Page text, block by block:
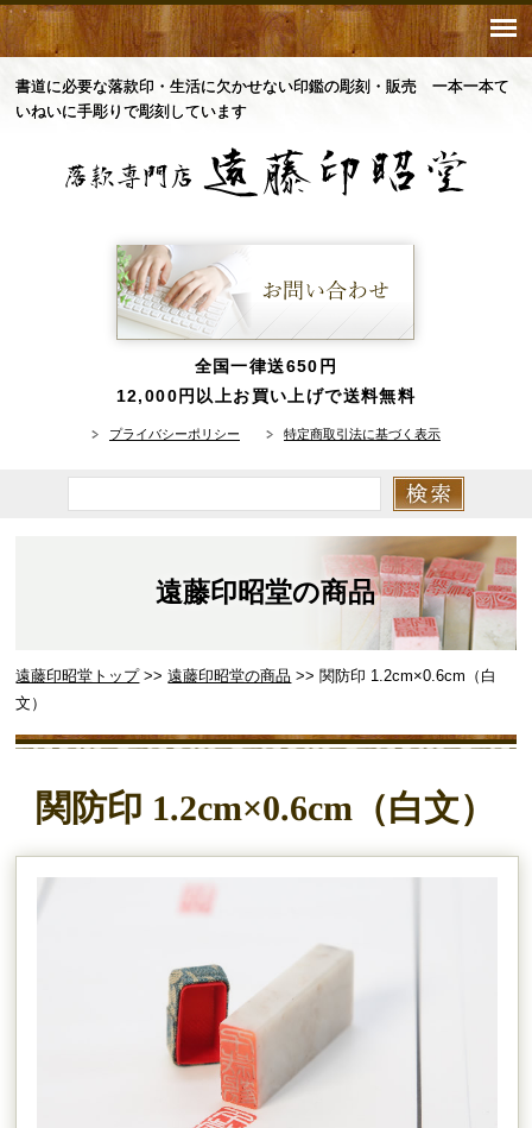
書道に必要な落款印・生活に欠かせない印鑑の彫刻・販売 一本一本て
いねいに手彫りで彫刻しています
全国一律送650円
12,000円以上お買い上げで送料無料
プライバシーポリシー 特定商取引法に基づく表示
遠藤印昭堂の商品
遠藤印昭堂トップ>>遠藤印昭堂の商品 >> 関防印 1.2cm×0.6cm（白
文）
関防印 1.2cm×0.6cm（白文）